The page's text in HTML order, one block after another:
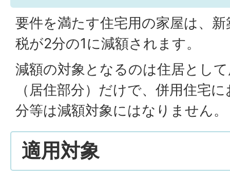
要件を満たす住宅用の家屋は、
税が2分の1に減額されます。
減額の対象となるのは住居とし
（居住部分）だけで、併用住宅
分等は減額対象にはなりません。
適用対象